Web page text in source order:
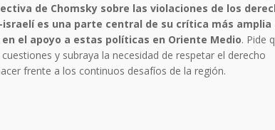
de Chomsky sobre las violaciones de los
es una parte central de su crítica más amplia
el apoyo a estas políticas en Oriente Medio. Pide
y subraya la necesidad de respetar el derecho
frente a los continuos desafíos de la región.